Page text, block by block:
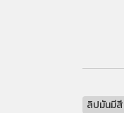
ลิปมันมีสี